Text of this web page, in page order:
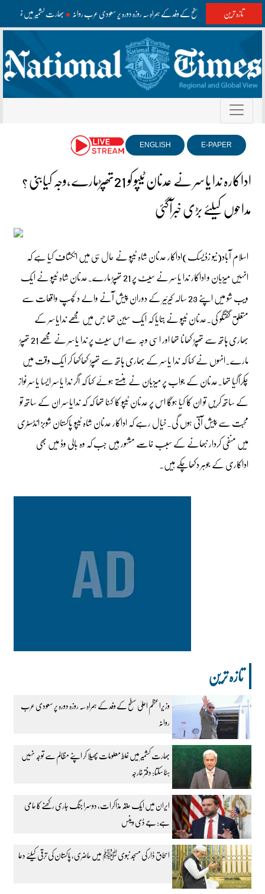
تازہ ترینوزیراعظم اعلیٰ سطح کے وفد کے ہمراہ سہ روزہ دورہ پر سعودی عرب روانہ بھارت کشمیر میں غلط
E-PAPER
ENGLISH
اداکارہ ندا یاسر نے عدنان ٹیپو کو 21تھپڑمارے ،وجہ کیابنی ؟
مداحوں کیلئے بڑی خبرآگئی
اسلام آباد(نیو زڈیسک)اداکار عدنان شاہ ٹیپو نے حال ہی میں انکشاف کیا ہے کہ
انہیں میزبان و اداکار ندا یاسر نے سیٹ پر 21 تھپڑ مارے۔عدنان شاہ ٹیپو نے ایک
ویب شو میں اپنے 23 سالہ کیرئیر کے دوران پیش آنے والے دلچسپ واقعات سے
متعلق گفتگو کی۔عدنان ٹیپو نے بتایا کہ ایک سین تھا جس میں مجھے ندایاسر کے
بھاری ہاتھ سے تھپڑ کھانا تھا اور اسی وجہ سے اس سیٹ پر ندا یاسر نے مجھے 21 تھپڑ
مارے۔انہوں نے کہا کہ ندا یاسر کے بھاری ہاتھ سے تھپڑ کھاکھا کر ایک وقت میں
چکراگیا تھا۔عدنان کے جواب پر میزبان نے ہنستے ہوئے کہا کہ اگر ندا یاسر ایسا یاسر نواز
کے ساتھ کریں تو ان کا کیا ہوگا اس پر عدنان ٹیپو کا کہنا تھا کہ کہ ندایاسر ان کے ساتھ تو
محبت سے پیش آتی ہوں گی۔خیال رہے کہ اداکار عدنان شاہ ٹیپو پاکستان شوبز انڈسٹری
میں منفی کردار نبھانے کے سبب خاصے مشہور ہیں جب کہ وہ بالی وڈ میں بھی
اداکاری کے جوہر دکھاچکے ہیں۔
تازہ ترین
وزیراعظم اعلیٰ سطح کے وفد کے ہمراہ سہ روزہ دورہ پر سعودی عرب
روانہ
بھارت کشمیر میں غلط معلومات پھیلا کر اپنے مظالم سے توجہ نہیں
ہٹا سکتا: دفتر خارجہ
ایران میں ایک حلقہ مذاکرات، دوسرا جنگ جاری رکھنے کا حامی
ہے: جے ڈی وینس
اسحاق ڈار کی مسجد نبوی ﷺ میں حاضری، پاکستان کی ترقی کیلئے دعا